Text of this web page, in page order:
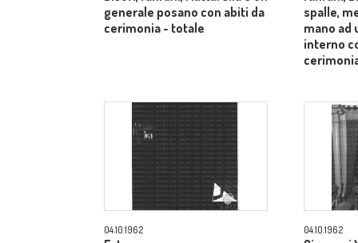
generale posano con abiti da
cerimonia - totale
spalle,
mano ad
interno
04.10.1962 04.10.1962